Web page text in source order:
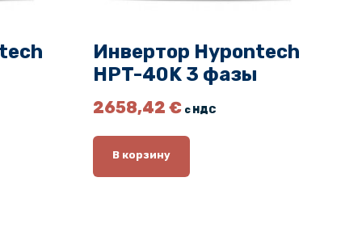
Инвертор Hypontech
HPT-40K 3 фазы
2658,42 € с НДС
В корзину